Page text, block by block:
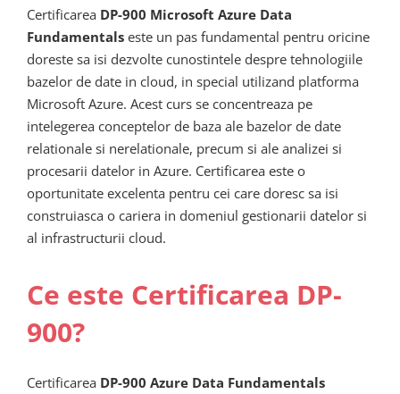
Certificarea DP-900 Microsoft Azure Data
Fundamentals este un pas fundamental pentru oricine
doreste sa isi dezvolte cunostintele despre tehnologiile
bazelor de date in cloud, in special utilizand platforma
Microsoft Azure. Acest curs se concentreaza pe
intelegerea conceptelor de baza ale bazelor de date
relationale si nerelationale, precum si ale analizei si
procesarii datelor in Azure. Certificarea este o
oportunitate excelenta pentru cei care doresc sa isi
construiasca o cariera in domeniul gestionarii datelor si
al infrastructurii cloud.
Ce este Certificarea DP-
900?
Certificarea DP-900 Azure Data Fundamentals